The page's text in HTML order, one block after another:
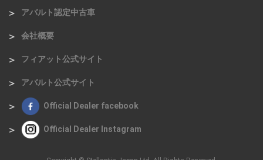
アバルト認定中古車
会社概要
フィアット公式サイト
アバルト公式サイト
Official Dealer facebook
Official Dealer Instagram